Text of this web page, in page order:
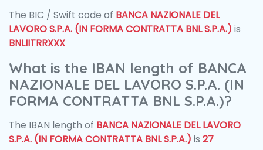
The BIC / Swift code of BANCA NAZIONALE DEL
LAVORO S.P.A. (IN FORMA CONTRATTA BNL S.P.A.) is
BNLIITRRXXX
What is the IBAN length of BANCA
NAZIONALE DEL LAVORO S.P.A. (IN
FORMA CONTRATTA BNL S.P.A.)?
The IBAN length of BANCA NAZIONALE DEL LAVORO
S.P.A. (IN FORMA CONTRATTA BNL S.P.A.) is 27